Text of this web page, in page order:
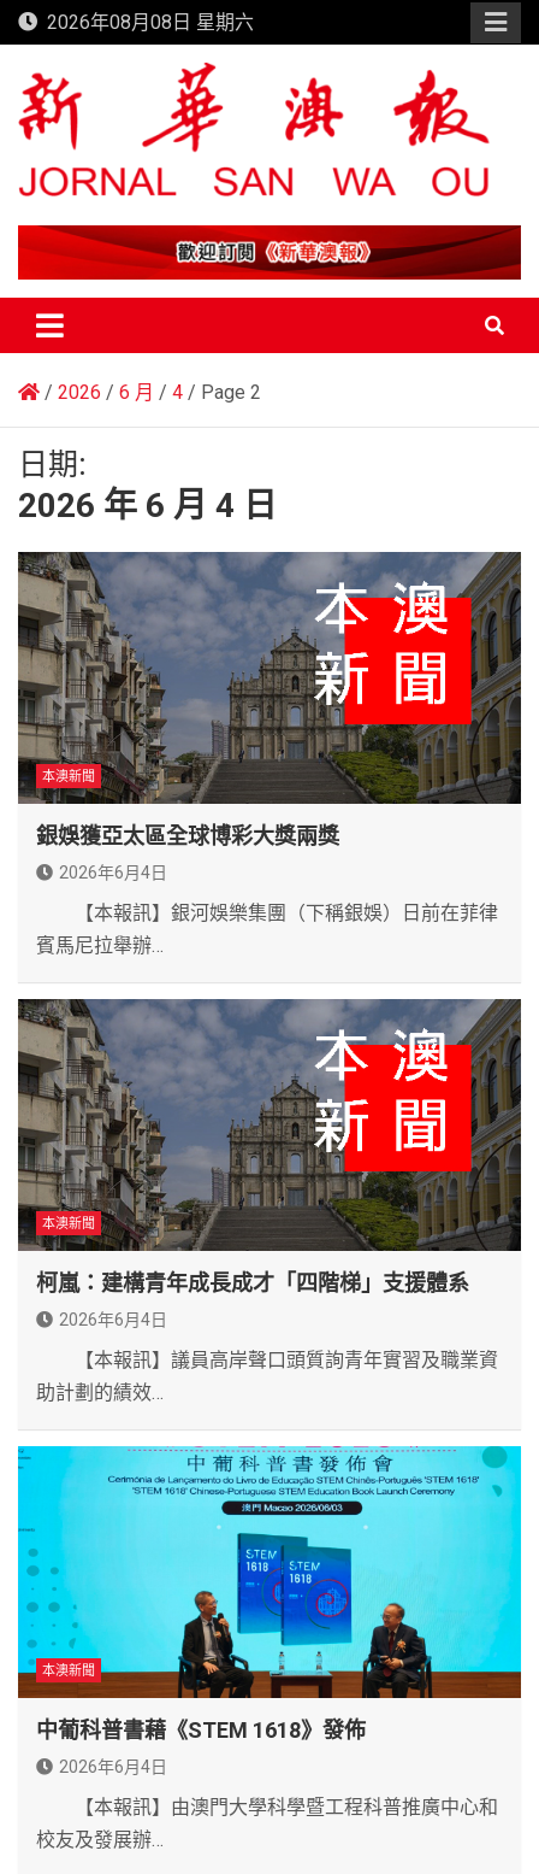
Skip
to
content
2026年08月08日 星期六
新華澳報
2026 6 月 4 Page 2
日期:
2026 年 6 月 4 日
本澳新聞
銀娛獲亞太區全球博彩大獎兩獎
2026年6月4日
【本報訊】銀河娛樂集團（下稱銀娛）日前在菲律
賓馬尼拉舉辦…
本澳新聞
柯嵐：建構青年成長成才「四階梯」支援體系
2026年6月4日
【本報訊】議員高岸聲口頭質詢青年實習及職業資
助計劃的績效…
本澳新聞
中葡科普書藉《STEM 1618》發佈
2026年6月4日
【本報訊】由澳門大學科學暨工程科普推廣中心和
校友及發展辦…